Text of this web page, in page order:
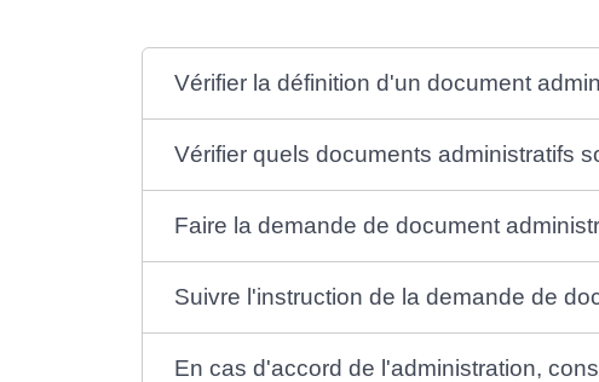
Vérifier la définition d'un document
Vérifier quels documents administratifs
Faire la demande de document
Suivre l'instruction de la demande de
En cas d'accord de l'administration,